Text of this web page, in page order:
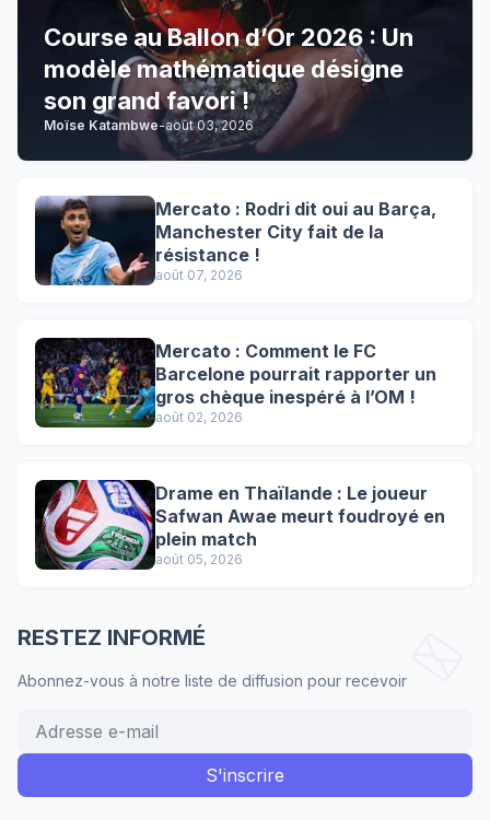
Course au Ballon d’Or 2026 : Un
modèle mathématique désigne
son grand favori !
Moïse Katambwe-août 03, 2026
Mercato : Rodri dit oui au Barça,
Manchester City fait de la
résistance !
août 07, 2026
Mercato : Comment le FC
Barcelone pourrait rapporter un
gros chèque inespéré à l’OM !
août 02, 2026
Drame en Thaïlande : Le joueur
Safwan Awae meurt foudroyé en
plein match
août 05, 2026
RESTEZ INFORMÉ
Abonnez-vous à notre liste de diffusion pour recevoir